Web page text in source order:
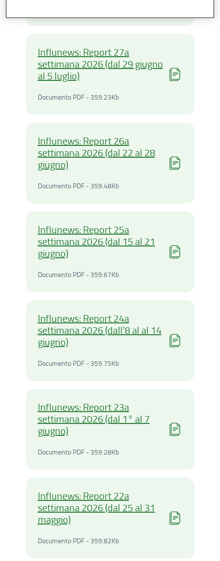
Influnews: Report 27a
settimana 2026 (dal 29 giugno
al 5 luglio)
Documento PDF - 359.23KbDocumento PDF -
Influnews: Report 26a
settimana 2026 (dal 22 al 28
giugno)
Documento PDF - 359.48KbDocumento PDF -
Influnews: Report 25a
settimana 2026 (dal 15 al 21
giugno)
Documento PDF - 359.67KbDocumento PDF -
Influnews: Report 24a
settimana 2026 (dall'8 al al 14
giugno)
Documento PDF - 359.75KbDocumento PDF -
Influnews: Report 23a
settimana 2026 (dal 1° al 7
giugno)
Documento PDF - 359.28KbDocumento PDF -
Influnews: Report 22a
settimana 2026 (dal 25 al 31
maggio)
Documento PDF - 359.82KbDocumento PDF -